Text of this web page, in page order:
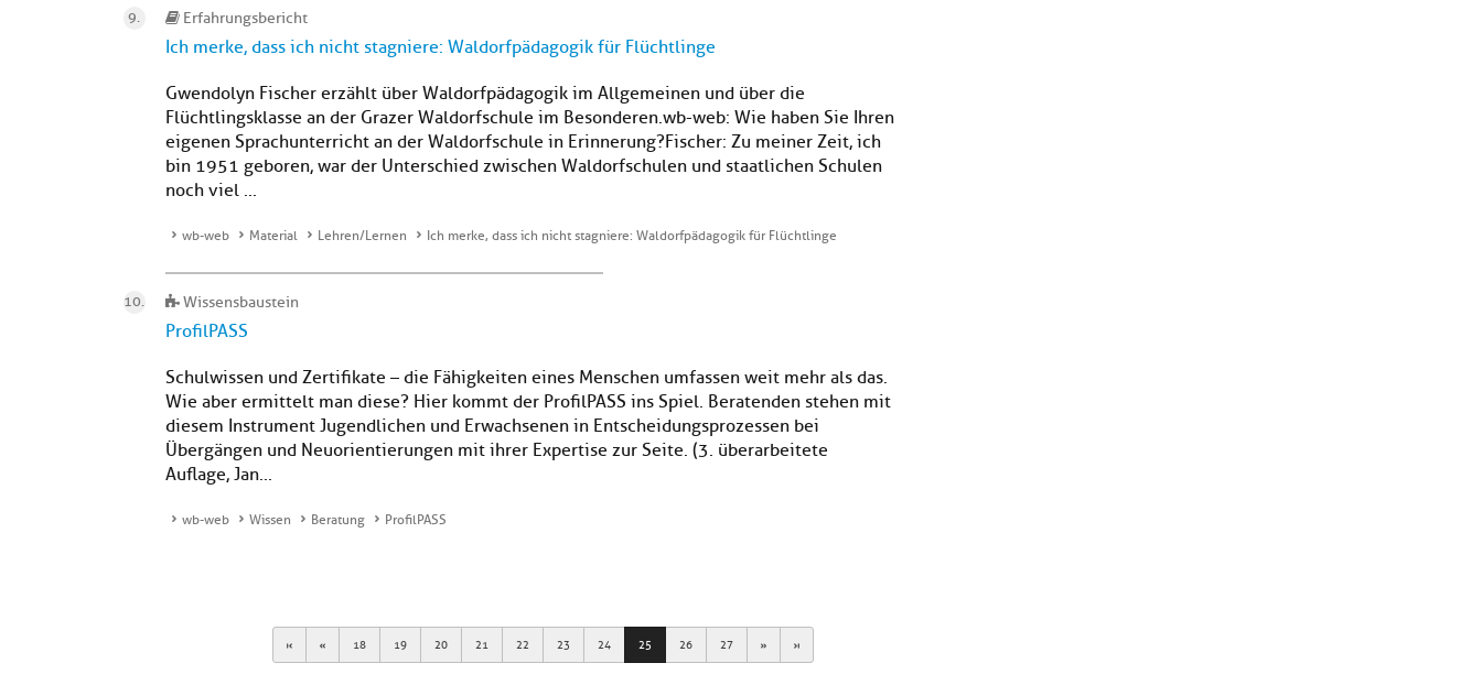
Erfahrungsbericht
Ich merke, dass ich nicht stagniere: Waldorfpädagogik für Flüchtlinge
Gwendolyn Fischer erzählt über Waldorfpädagogik im Allgemeinen und über die
Flüchtlingsklasse an der Grazer Waldorfschule im Besonderen.wb-web: Wie haben Sie Ihren
eigenen Sprachunterricht an der Waldorfschule in Erinnerung?Fischer: Zu meiner Zeit, ich
bin 1951 geboren, war der Unterschied zwischen Waldorfschulen und staatlichen Schulen
noch viel ...
wb-web Material Lehren/Lernen Ich merke, dass ich nicht stagniere: Waldorfpädagogik für Flüchtlinge
Wissensbaustein
ProfilPASS
Schulwissen und Zertifikate – die Fähigkeiten eines Menschen umfassen weit mehr als das.
Wie aber ermittelt man diese? Hier kommt der ProfilPASS ins Spiel. Beratenden stehen mit
diesem Instrument Jugendlichen und Erwachsenen in Entscheidungsprozessen bei
Übergängen und Neuorientierungen mit ihrer Expertise zur Seite. (3. überarbeitete
Auflage, Jan...
wb-web Wissen Beratung ProfilPASS
First Previous
18 19 20 21 22 23 24 25 26 27 Next Last